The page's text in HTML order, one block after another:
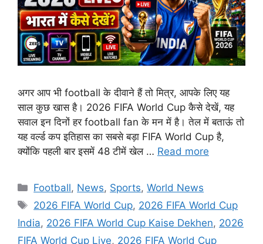
अगर आप भी football के दीवाने हैं तो मित्र, आपके लिए यह
साल कुछ खास है। 2026 FIFA World Cup कैसे देखें, यह
सवाल इन दिनों हर football fan के मन में है। तेल में बताऊं तो
यह वर्ल्ड कप इतिहास का सबसे बड़ा FIFA World Cup है,
क्योंकि पहली बार इसमें 48 टीमें खेल … Read more
Football, News, Sports,World News
2026 FIFA World Cup, 2026 FIFA World Cup
India, 2026 FIFA World Cup Kaise Dekhen, 2026
FIFA World Cup Live, 2026 FIFA World Cup